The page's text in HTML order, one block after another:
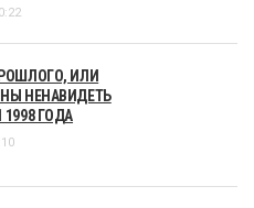
ИЛИ
НЕНАВИДЕТЬ
ГОДА